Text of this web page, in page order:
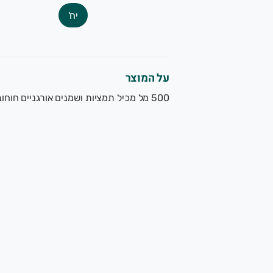
יח'
על המוצר
500 מל מכיל תמציות ושמנים אורגניים חוחובה,ארגן ושמן קיק